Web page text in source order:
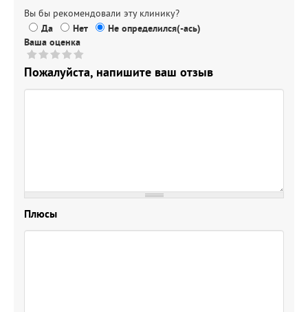
Вы бы рекомендовали эту клинику?
Да
Нет
Не определился(-ась)
Ваша оценка
Пожалуйста, напишите ваш отзыв
Плюсы